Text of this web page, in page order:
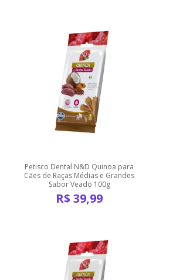
Petisco Dental N&D Quinoa para
Cães de Raças Médias e Grandes
Sabor Veado 100g
R$ 39,99